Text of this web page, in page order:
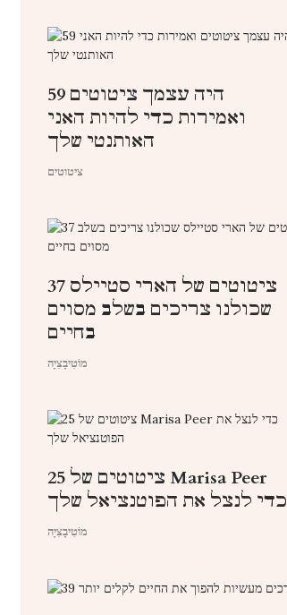
59 היה עצמך ציטוטים
ואמירות כדי להיות האני
האותנטי שלך
ציטוטים
37 ציטוטים של הארי סטיילס
שכולנו צריכים בשלב מסוים
בחיים
מוֹטִיבָצִיָה
25 ציטוטים של Marisa Peer
כדי לנצל את הפוטנציאל שלך
מוֹטִיבָצִיָה